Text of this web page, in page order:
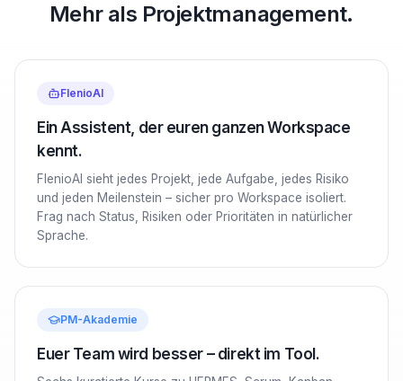
Mehr als Projektmanagement.
FlenioAI
Ein Assistent, der euren ganzen Workspace
kennt.
FlenioAI sieht jedes Projekt, jede Aufgabe, jedes Risiko
und jeden Meilenstein – sicher pro Workspace isoliert.
Frag nach Status, Risiken oder Prioritäten in natürlicher
Sprache.
PM-Akademie
Euer Team wird besser – direkt im Tool.